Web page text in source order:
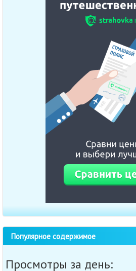
Популярное содержимое
Просмотры за день: